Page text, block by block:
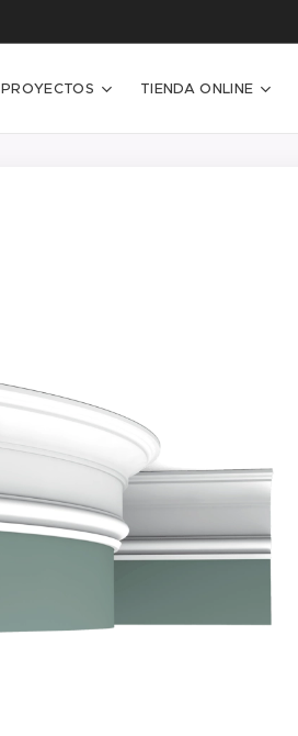
PROYECTOS TIENDA ONLINE